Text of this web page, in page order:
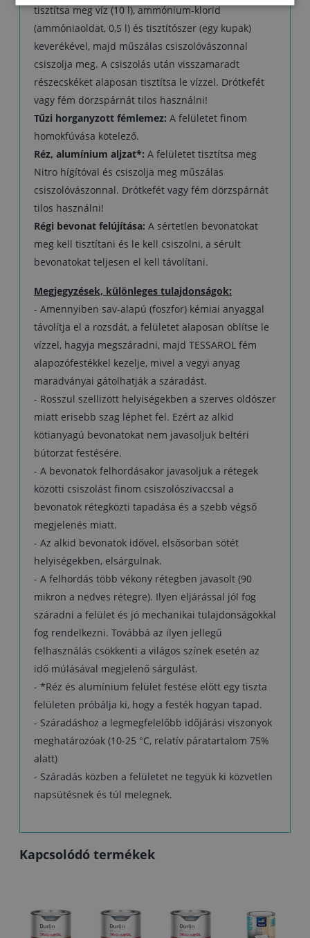
tisztítsa meg víz (10 l), ammónium-klorid
(ammóniaoldat, 0,5 l) és tisztítószer (egy kupak)
keverékével, majd műszálas csiszolóvászonnal
csiszolja meg. A csiszolás után visszamaradt
részecskéket alaposan tisztítsa le vízzel. Drótkefét
vagy fém dörzspárnát tilos használni!
Tűzi horganyzott fémlemez: A felületet finom
homokfúvása kötelező.
Réz, alumínium aljzat*: A felületet tisztítsa meg
Nitro hígítóval és csiszolja meg műszálas
csiszolóvászonnal. Drótkefét vagy fém dörzspárnát
tilos használni!
Régi bevonat felújítása: A sértetlen bevonatokat
meg kell tisztítani és le kell csiszolni, a sérült
bevonatokat teljesen el kell távolítani.
Megjegyzések, különleges tulajdonságok:
- Amennyiben sav-alapú (foszfor) kémiai anyaggal
távolítja el a rozsdát, a felületet alaposan öblítse le
vízzel, hagyja megszáradni, majd TESSAROL fém
alapozófestékkel kezelje, mivel a vegyi anyag
maradványai gátolhatják a száradást.
- Rosszul szellizött helyiségekben a szerves oldószer
miatt erisebb szag léphet fel. Ezért az alkid
kötianyagú bevonatokat nem javasoljuk beltéri
bútorzat festésére.
- A bevonatok felhordásakor javasoljuk a rétegek
közötti csiszolást finom csiszolószivaccsal a
bevonatok rétegközti tapadása és a szebb végső
megjelenés miatt.
- Az alkid bevonatok idővel, elsősorban sötét
helyiségekben, elsárgulnak.
- A felhordás több vékony rétegben javasolt (90
mikron a nedves rétegre). Ilyen eljárással jól fog
száradni a felület és jó mechanikai tulajdonságokkal
fog rendelkezni. Továbbá az ilyen jellegű
felhasználás csökkenti a világos színek esetén az
idő múlásával megjelenő sárgulást.
- *Réz és alumínium felület festése előtt egy tiszta
felületen próbálja ki, hogy a festék hogyan tapad.
- Száradáshoz a legmegfelelőbb időjárási viszonyok
meghatározóak (10-25 °C, relatív páratartalom 75%
alatt)
- Száradás közben a felületet ne tegyük ki közvetlen
napsütésnek és túl melegnek.
Kapcsolódó termékek